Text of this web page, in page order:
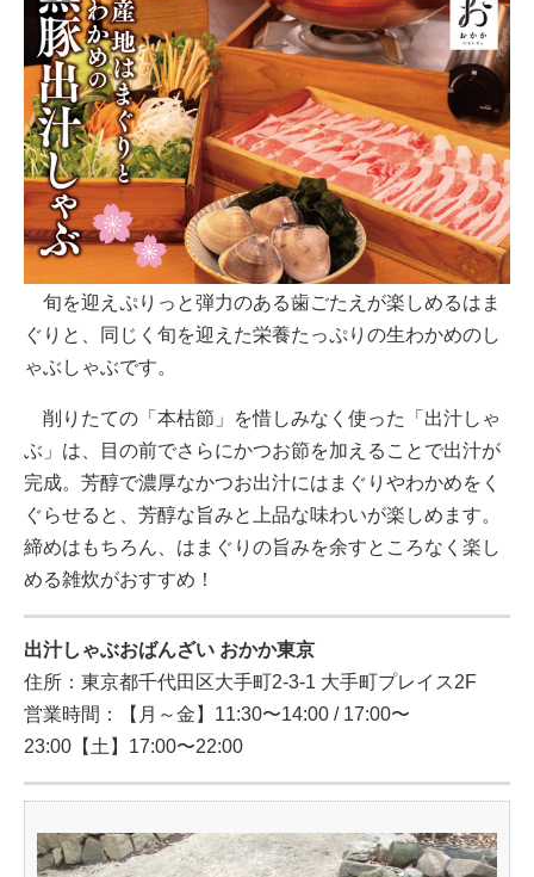
旬を迎えぷりっと弾⼒のある⻭ごたえが楽しめるはま
ぐりと、同じく旬を迎えた栄養たっぷりの生わかめのし
ゃぶしゃぶです。
削りたての「本枯節」を惜しみなく使った「出汁しゃ
ぶ」は、⽬の前でさらにかつお節を加えることで出汁が
完成。芳醇で濃厚なかつお出汁にはまぐりやわかめをく
ぐらせると、芳醇な旨みと上品な味わいが楽しめます。
締めはもちろん、はまぐりの旨みを余すところなく楽し
める雑炊がおすすめ！
出汁しゃぶおばんざい おかか東京
住所：東京都千代田区大手町2-3-1 大手町プレイス2F
営業時間：【月～金】11:30〜14:00 / 17:00〜
23:00【土】17:00〜22:00